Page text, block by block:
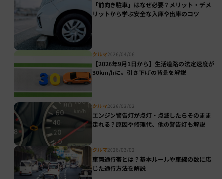
「前向き駐車」はなぜ必要？メリット・デメ
リットから学ぶ安全な入庫や出庫のコツ
クルマ2026/04/06
【2026年9月1日から】生活道路の法定速度が
30km/hに。引き下げの背景を解説
クルマ2026/03/02
エンジン警告灯が点灯・点滅したらそのまま
走れる？原因や修理代、他の警告灯も解説
クルマ2026/03/02
車両通行帯とは？基本ルールや車線の数に応
じた通行方法を解説